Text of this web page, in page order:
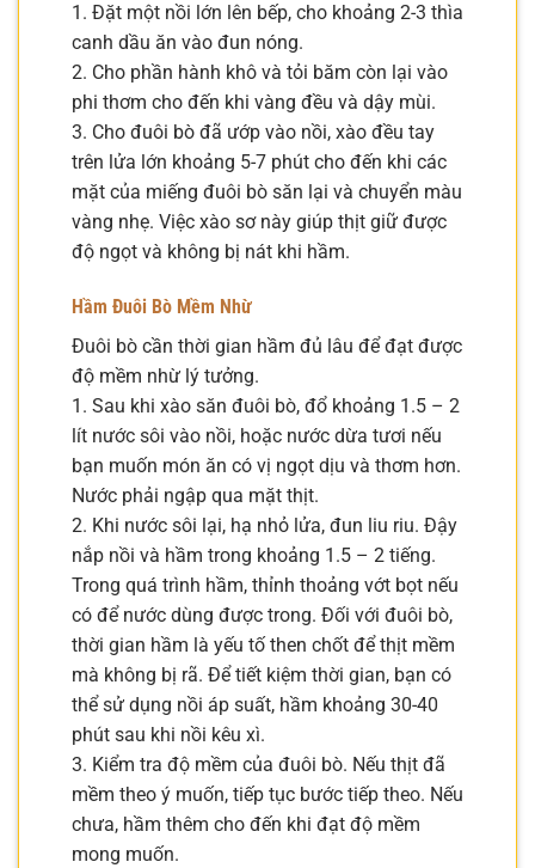
1. Đặt một nồi lớn lên bếp, cho khoảng 2-3 thìa
canh dầu ăn vào đun nóng.
2. Cho phần hành khô và tỏi băm còn lại vào
phi thơm cho đến khi vàng đều và dậy mùi.
3. Cho đuôi bò đã ướp vào nồi, xào đều tay
trên lửa lớn khoảng 5-7 phút cho đến khi các
mặt của miếng đuôi bò săn lại và chuyển màu
vàng nhẹ. Việc xào sơ này giúp thịt giữ được
độ ngọt và không bị nát khi hầm.
Hầm Đuôi Bò Mềm Nhừ
Đuôi bò cần thời gian hầm đủ lâu để đạt được
độ mềm nhừ lý tưởng.
1. Sau khi xào săn đuôi bò, đổ khoảng 1.5 – 2
lít nước sôi vào nồi, hoặc nước dừa tươi nếu
bạn muốn món ăn có vị ngọt dịu và thơm hơn.
Nước phải ngập qua mặt thịt.
2. Khi nước sôi lại, hạ nhỏ lửa, đun liu riu. Đậy
nắp nồi và hầm trong khoảng 1.5 – 2 tiếng.
Trong quá trình hầm, thỉnh thoảng vớt bọt nếu
có để nước dùng được trong. Đối với đuôi bò,
thời gian hầm là yếu tố then chốt để thịt mềm
mà không bị rã. Để tiết kiệm thời gian, bạn có
thể sử dụng nồi áp suất, hầm khoảng 30-40
phút sau khi nồi kêu xì.
3. Kiểm tra độ mềm của đuôi bò. Nếu thịt đã
mềm theo ý muốn, tiếp tục bước tiếp theo. Nếu
chưa, hầm thêm cho đến khi đạt độ mềm
mong muốn.